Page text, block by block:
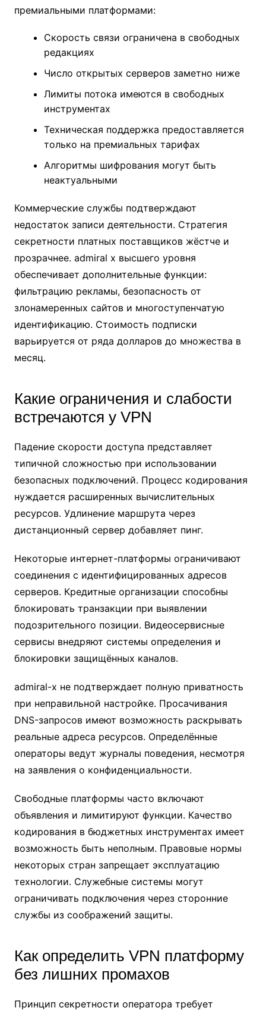
премиальными платформами:
Скорость связи ограничена в свободных
редакциях
Число открытых серверов заметно ниже
Лимиты потока имеются в свободных
инструментах
Техническая поддержка предоставляется
только на премиальных тарифах
Алгоритмы шифрования могут быть
неактуальными
Коммерческие службы подтверждают
недостаток записи деятельности. Стратегия
секретности платных поставщиков жёстче и
прозрачнее. admiral x высшего уровня
обеспечивает дополнительные функции:
фильтрацию рекламы, безопасность от
злонамеренных сайтов и многоступенчатую
идентификацию. Стоимость подписки
варьируется от ряда долларов до множества в
месяц.
Какие ограничения и слабости
встречаются у VPN
Падение скорости доступа представляет
типичной сложностью при использовании
безопасных подключений. Процесс кодирования
нуждается расширенных вычислительных
ресурсов. Удлинение маршрута через
дистанционный сервер добавляет пинг.
Некоторые интернет-платформы ограничивают
соединения с идентифицированных адресов
серверов. Кредитные организации способны
блокировать транзакции при выявлении
подозрительного позиции. Видеосервисные
сервисы внедряют системы определения и
блокировки защищённых каналов.
admiral-x не подтверждает полную приватность
при неправильной настройке. Просачивания
DNS-запросов имеют возможность раскрывать
реальные адреса ресурсов. Определённые
операторы ведут журналы поведения, несмотря
на заявления о конфиденциальности.
Свободные платформы часто включают
объявления и лимитируют функции. Качество
кодирования в бюджетных инструментах имеет
возможность быть неполным. Правовые нормы
некоторых стран запрещает эксплуатацию
технологии. Служебные системы могут
ограничивать подключения через сторонние
службы из соображений защиты.
Как определить VPN платформу
без лишних промахов
Принцип секретности оператора требует